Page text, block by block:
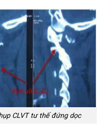
CLVT tư thế đứng dọc